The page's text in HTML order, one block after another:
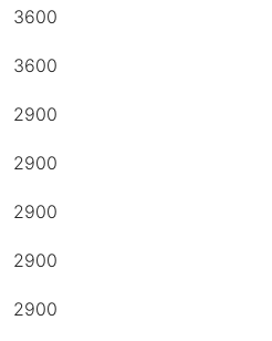
3600
3600
2900
2900
2900
2900
2900